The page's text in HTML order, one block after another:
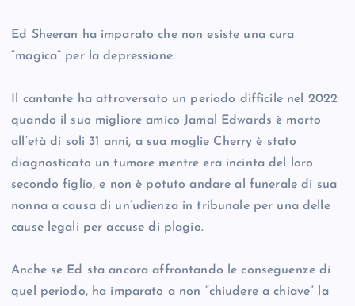
Ed Sheeran ha imparato che non esiste una cura
“magica” per la depressione.
Il cantante ha attraversato un periodo difficile nel 2022
quando il suo migliore amico Jamal Edwards è morto
all’età di soli 31 anni, a sua moglie Cherry è stato
diagnosticato un tumore mentre era incinta del loro
secondo figlio, e non è potuto andare al funerale di sua
nonna a causa di un’udienza in tribunale per una delle
cause legali per accuse di plagio.
Anche se Ed sta ancora affrontando le conseguenze di
quel periodo, ha imparato a non “chiudere a chiave” la